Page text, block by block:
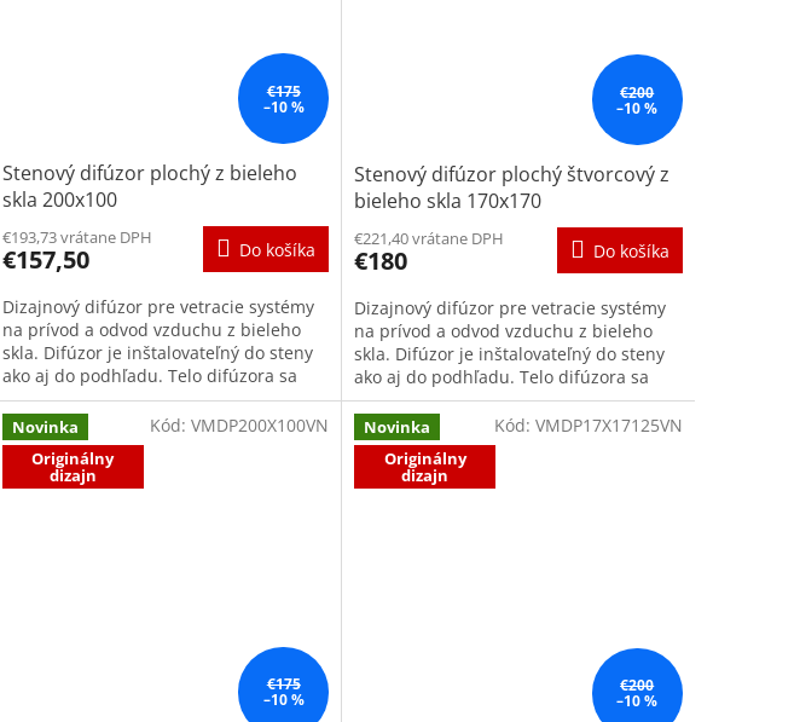
€175
–10 %
Stenový difúzor plochý z bieleho
skla 200x100
€193,73 vrátane DPH
€157,50 Do košíka
Dizajnový difúzor pre vetracie systémy
na prívod a odvod vzduchu z bieleho
skla. Difúzor je inštalovateľný do steny
ako aj do podhľadu. Telo difúzora sa
skladá z rámu s...
€200
–10 %
Stenový difúzor plochý štvorcový z
bieleho skla 170x170
€221,40 vrátane DPH
€180 Do košíka
Dizajnový difúzor pre vetracie systémy
na prívod a odvod vzduchu z bieleho
skla. Difúzor je inštalovateľný do steny
ako aj do podhľadu. Telo difúzora sa
skladá z rámu s...
Novinka
Originálny
dizajn
€175
–10 %
Kód:VMDP200X100VN
Novinka
Originálny
dizajn
€200
–10 %
Kód: VMDP17X17125VN